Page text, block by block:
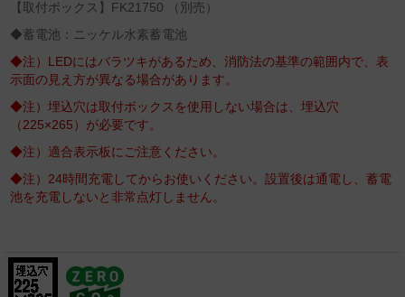
【取付ボックス】FK21750 （別売）
◆蓄電池：ニッケル水素蓄電池
◆注）LEDにはバラツキがあるため、消防法の基準の範囲内で、表
示面の見え方が異なる場合があります。
◆注）埋込穴は取付ボックスを使用しない場合は、埋込穴
（225×265）が必要です。
◆注）適合表示板にご注意ください。
◆注）24時間充電してからお使いください。設置後は通電し、蓄電
池を充電しないと非常点灯しません。